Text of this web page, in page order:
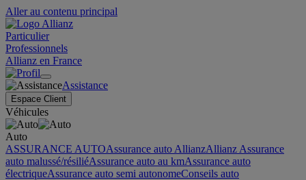
Aller au contenu principal
Particulier
Professionnels
Allianz en France
Assistance
Espace Client
Véhicules
Auto
ASSURANCE AUTOAssurance auto AllianzAllianz Assurance
auto malussé/résiliéAssurance auto au kmAssurance auto
électriqueAssurance auto semi autonomeConseils auto